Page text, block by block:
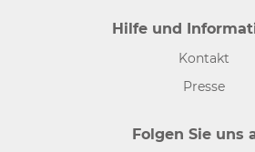
Hilfe und
Kontakt
Presse
Folgen Sie uns